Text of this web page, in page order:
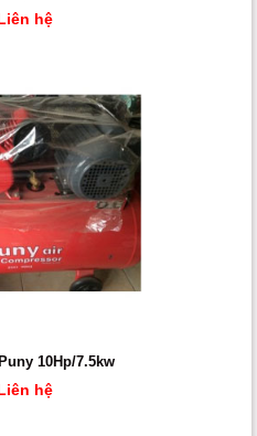
hệ
10Hp/7.5kw
hệ